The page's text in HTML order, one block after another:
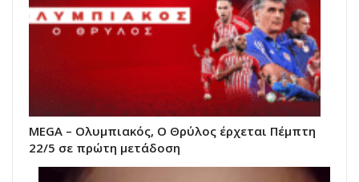
MEGA – Oλυμπιακός, Ο Θρύλος έρχεται Πέμπτη
22/5 σε πρώτη μετάδοση